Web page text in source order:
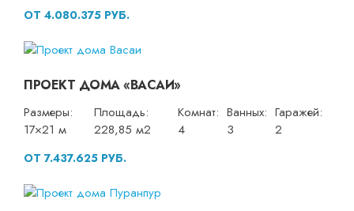
ОТ 4.080.375 РУБ.
ПРОЕКТ ДОМА «ВАСАИ»
Размеры:
17×21 м
Площадь:
228,85 м2
Комнат:
4
Ванных:
3
Гаражей:
2
ОТ 7.437.625 РУБ.